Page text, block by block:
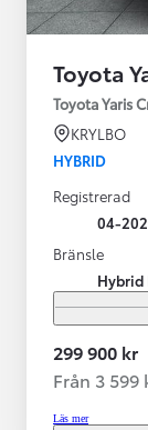
Toyota
Toyota Yaris
KRYLBO
HYBRID
Registrerad
04-
Bränsle
Hybrid
299 900 kr
Från 3
Läs mer